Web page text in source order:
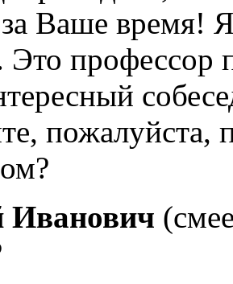
Ваше время!
Это профессор
пожалуйста,
Иванович